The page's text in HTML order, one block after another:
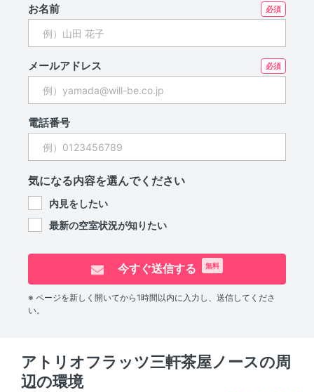
お名前
メールアドレス
電話番号
気になる内容を選んでください
内見をしたい
最新の空室状況が知りたい
今すぐ送信する 無料
※ ページを新しく開いてから1時間以内に入力し、送信してくださ
い。
アトリオフラッツ三軒茶屋ノースの周
辺の環境